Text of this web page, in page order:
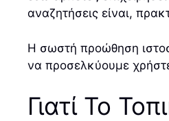
αναζητήσεις είναι,
Η σωστή προώθηση
να προσελκύουμε
Γιατί Το